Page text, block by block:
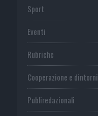
Sport
Eventi
Rubriche
Cooperazione e dintorni
Publiredazionali